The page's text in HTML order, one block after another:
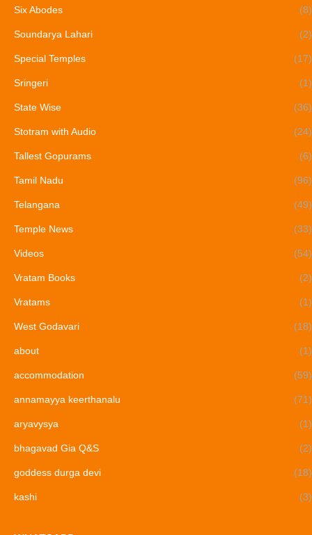
Six Abodes (8)
Soundarya Lahari (2)
Special Temples (17)
Sringeri (1)
State Wise (36)
Stotram with Audio (24)
Tallest Gopurams (6)
Tamil Nadu (96)
Telangana (49)
Temple News (33)
Videos (54)
Vratam Books (2)
Vratams (1)
West Godavari (18)
about (1)
accommodation (59)
annamayya keerthanalu (71)
aryavysya (1)
bhagavad Gia Q&S (2)
goddess durga devi (18)
kashi (3)